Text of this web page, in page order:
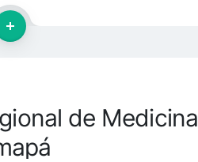
de Medicina